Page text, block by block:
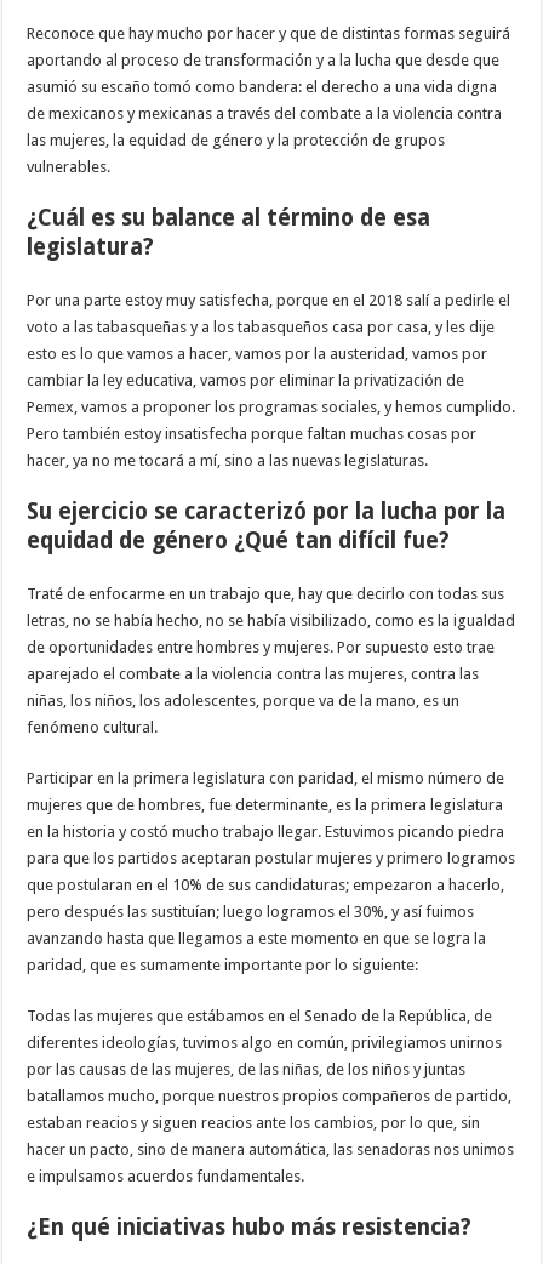
Reconoce que hay mucho por hacer y que de distintas formas seguirá
aportando al proceso de transformación y a la lucha que desde que
asumió su escaño tomó como bandera: el derecho a una vida digna
de mexicanos y mexicanas a través del combate a la violencia contra
las mujeres, la equidad de género y la protección de grupos
vulnerables.
¿Cuál es su balance al término de esa
legislatura?
Por una parte estoy muy satisfecha, porque en el 2018 salí a pedirle el
voto a las tabasqueñas y a los tabasqueños casa por casa, y les dije
esto es lo que vamos a hacer, vamos por la austeridad, vamos por
cambiar la ley educativa, vamos por eliminar la privatización de
Pemex, vamos a proponer los programas sociales, y hemos cumplido.
Pero también estoy insatisfecha porque faltan muchas cosas por
hacer, ya no me tocará a mí, sino a las nuevas legislaturas.
Su ejercicio se caracterizó por la lucha por la
equidad de género ¿Qué tan difícil fue?
Traté de enfocarme en un trabajo que, hay que decirlo con todas sus
letras, no se había hecho, no se había visibilizado, como es la igualdad
de oportunidades entre hombres y mujeres. Por supuesto esto trae
aparejado el combate a la violencia contra las mujeres, contra las
niñas, los niños, los adolescentes, porque va de la mano, es un
fenómeno cultural.
Participar en la primera legislatura con paridad, el mismo número de
mujeres que de hombres, fue determinante, es la primera legislatura
en la historia y costó mucho trabajo llegar. Estuvimos picando piedra
para que los partidos aceptaran postular mujeres y primero logramos
que postularan en el 10% de sus candidaturas; empezaron a hacerlo,
pero después las sustituían; luego logramos el 30%, y así fuimos
avanzando hasta que llegamos a este momento en que se logra la
paridad, que es sumamente importante por lo siguiente:
Todas las mujeres que estábamos en el Senado de la República, de
diferentes ideologías, tuvimos algo en común, privilegiamos unirnos
por las causas de las mujeres, de las niñas, de los niños y juntas
batallamos mucho, porque nuestros propios compañeros de partido,
estaban reacios y siguen reacios ante los cambios, por lo que, sin
hacer un pacto, sino de manera automática, las senadoras nos unimos
e impulsamos acuerdos fundamentales.
¿En qué iniciativas hubo más resistencia?